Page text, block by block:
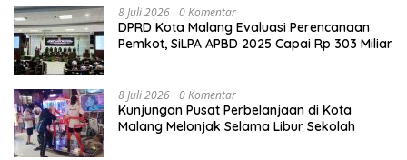
8 Juli 2026 0 Komentar
DPRD Kota Malang Evaluasi Perencanaan
Pemkot, SiLPA APBD 2025 Capai Rp 303 Miliar
8 Juli 2026 0 Komentar
Kunjungan Pusat Perbelanjaan di Kota
Malang Melonjak Selama Libur Sekolah